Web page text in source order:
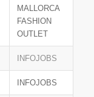
MALLORCA
FASHION
OUTLET
INFOJOBS
INFOJOBS